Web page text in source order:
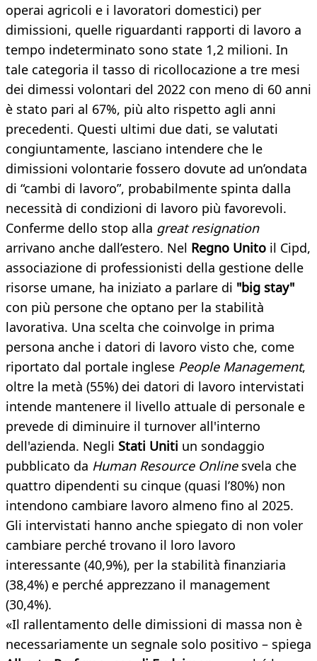
operai agricoli e i lavoratori domestici) per
dimissioni, quelle riguardanti rapporti di lavoro a
tempo indeterminato sono state 1,2 milioni. In
tale categoria il tasso di ricollocazione a tre mesi
dei dimessi volontari del 2022 con meno di 60 anni
è stato pari al 67%, più alto rispetto agli anni
precedenti. Questi ultimi due dati, se valutati
congiuntamente, lasciano intendere che le
dimissioni volontarie fossero dovute ad un’ondata
di “cambi di lavoro”, probabilmente spinta dalla
necessità di condizioni di lavoro più favorevoli.
Conferme dello stop alla great resignation
arrivano anche dall’estero. Nel Regno Unito il Cipd,
associazione di professionisti della gestione delle
risorse umane, ha iniziato a parlare di "big stay"
con più persone che optano per la stabilità
lavorativa. Una scelta che coinvolge in prima
persona anche i datori di lavoro visto che, come
riportato dal portale inglese People Management,
oltre la metà (55%) dei datori di lavoro intervistati
intende mantenere il livello attuale di personale e
prevede di diminuire il turnover all'interno
dell'azienda. Negli Stati Uniti un sondaggio
pubblicato da Human Resource Onlinesvela che
quattro dipendenti su cinque (quasi l’80%) non
intendono cambiare lavoro almeno fino al 2025.
Gli intervistati hanno anche spiegato di non voler
cambiare perché trovano il loro lavoro
interessante (40,9%), per la stabilità finanziaria
(38,4%) e perché apprezzano il management
(30,4%).
«Il rallentamento delle dimissioni di massa non è
necessariamente un segnale solo positivo – spiega